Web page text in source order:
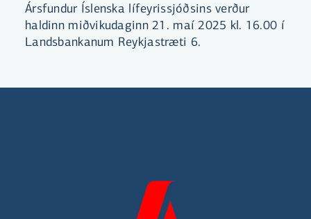
Ársfundur Íslenska lífeyrissjóðsins verður
haldinn miðvikudaginn 21. maí 2025 kl. 16.00 í
Landsbankanum Reykjastræti 6.